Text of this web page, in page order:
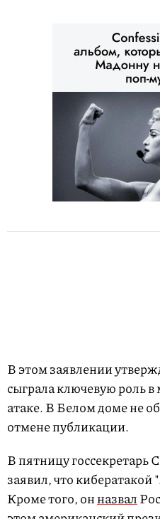
В этом заявлении
сыграла ключевую роль в
атаке. В Белом доме не
отмене публикации.
В пятницу
заявил, что кибератакой
Кроме того, онназвал